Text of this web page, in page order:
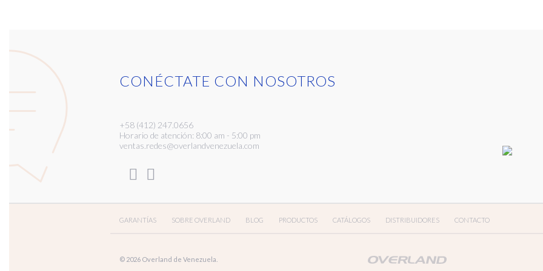
CONÉCTATE CON NOSOTROS
+58 (412) 247.0656
Horario de atención: 8:00 am - 5:00 pm
ventas.redes@overlandvenezuela.com
GARANTÍAS SOBRE OVERLAND BLOG PRODUCTOS CATÁLOGOS DISTRIBUIDORES CONTACTO
© 2026 Overland de Venezuela.